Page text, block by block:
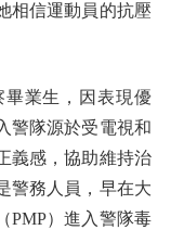
相信運動員的抗壓
業生，因表現優
警隊源於受電視和
義感，協助維持治
警務人員，早在大
PMP）進入警隊毒